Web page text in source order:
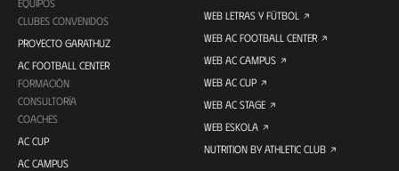
EQUIPOS
CLUBES CONVENIDOS
PROYECTO GARATHUZ
AC FOOTBALL CENTER
FORMACIÓN
CONSULTORÍA
COACHES
AC CUP
AC CAMPUS
WEB LETRAS Y FÚTBOL
WEB AC FOOTBALL CENTER
WEB AC CAMPUS
WEB AC CUP
WEB AC STAGE
WEB ESKOLA
NUTRITION BY ATHLETIC CLUB